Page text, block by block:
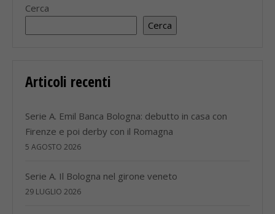
Cerca
Cerca
Articoli recenti
Serie A. Emil Banca Bologna: debutto in casa con
Firenze e poi derby con il Romagna
5 AGOSTO 2026
Serie A. Il Bologna nel girone veneto
29 LUGLIO 2026